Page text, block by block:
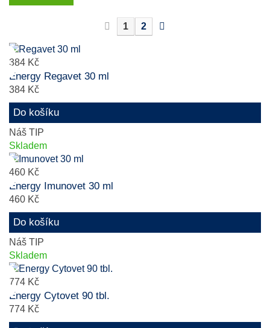
1 2
384 Kč
Energy Regavet 30 ml
384 Kč
Do košíku
Náš TIP
Skladem
460 Kč
Energy Imunovet 30 ml
460 Kč
Do košíku
Náš TIP
Skladem
774 Kč
Energy Cytovet 90 tbl.
774 Kč